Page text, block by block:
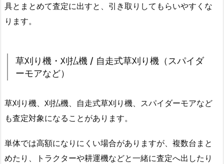
具とまとめて査定に出すと、引き取りしてもらいやすくな
ります。
草刈り機・刈払機 / 自走式草刈り機（スパイダ
ーモアなど）
草刈り機、刈払機、自走式草刈り機、スパイダーモアなど
も査定対象になることがあります。
単体では高額になりにくい場合がありますが、複数台まと
めたり、トラクターや耕運機などと一緒に査定へ出したり